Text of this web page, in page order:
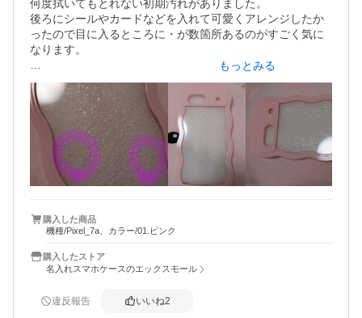
何度拭いてもとれない初期汚れがありました。
後ろにシールやカードなどを入れて可愛くアレンジしたか
ったので目に入るところに・が数箇所あるのがすごく気に
なります。
白い携帯に透明のケースなので入れると目立ちます。
見た目も形も色味も本当に可愛いので残念です。
もしまた頼むことがあれば綺麗なものが届くと嬉しいで
す。
とレビューを書いていたのですが、すぐに綺麗な物と交換
していただきおかげさまで携帯が可愛く保護出来てとても
満足しております。
すぐに対応してくださってありがとうございました。
また注文したい思います。
もっとみる
購入した商品
機種/Pixel_7a、カラー/01.ピンク
購入したストア
名入れスマホケースのエックスモール
違反報告 いいね2